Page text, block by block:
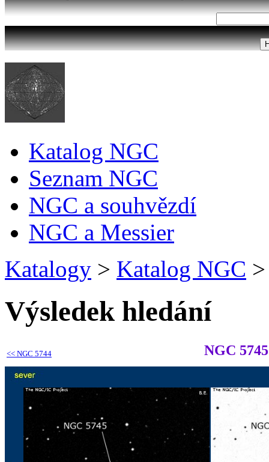
Katalog NGC
Seznam NGC
NGC a souhvězdí
NGC a Messier
Katalogy > Katalog NGC >
Výsledek hledání
<< NGC 5744 NGC 5745